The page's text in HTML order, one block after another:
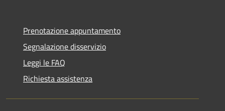
Prenotazione appuntamento
Segnalazione disservizio
Leggi le FAQ
Richiesta assistenza